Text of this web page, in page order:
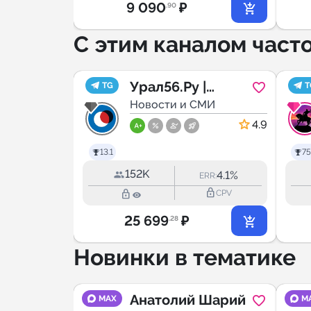
9 090.90 ₽
С этим каналом
TG
13.1
Урал56.Ру |
Оренбург, Орск
Новости и СМИ
4.9
152K ERR:4.1%
lock_outline lock_outlineCPV
25 699.28 ₽
Новинки в тематике
MAX Анатолий Шарий